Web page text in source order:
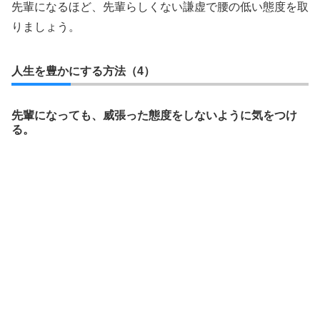
先輩になるほど、先輩らしくない謙虚で腰の低い態度を取
りましょう。
人生を豊かにする方法（4）
先輩になっても、威張った態度をしないように気をつけ
る。